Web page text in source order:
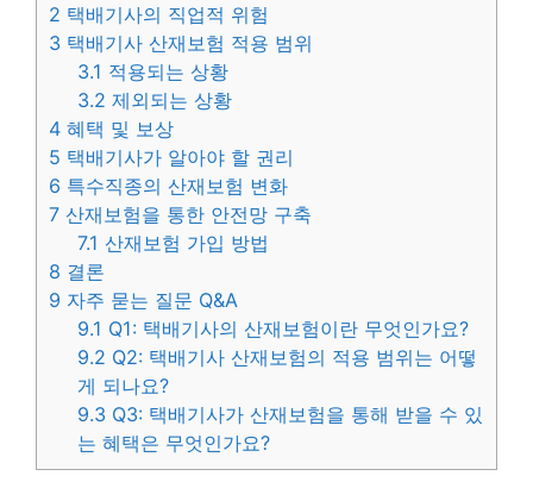
2 택배기사의 직업적 위험
3 택배기사 산재보험 적용 범위
3.1 적용되는 상황
3.2 제외되는 상황
4 혜택 및 보상
5 택배기사가 알아야 할 권리
6 특수직종의 산재보험 변화
7 산재보험을 통한 안전망 구축
7.1 산재보험 가입 방법
8 결론
9 자주 묻는 질문 Q&A
9.1 Q1: 택배기사의 산재보험이란 무엇인가요?
9.2 Q2: 택배기사 산재보험의 적용 범위는 어떻
게 되나요?
9.3 Q3: 택배기사가 산재보험을 통해 받을 수 있
는 혜택은 무엇인가요?